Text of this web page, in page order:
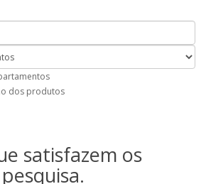
dos produtos
satisfazem os